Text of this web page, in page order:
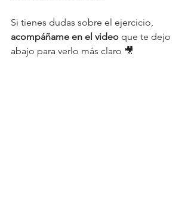
Si tienes dudas sobre el ejercicio,
acompáñame en el video que te dejo
abajo para verlo más claro 🎥